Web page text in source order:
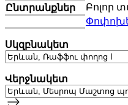
Ընտրանքներ
Բոլոր
Սկզբնակետ
Վերջնակետ